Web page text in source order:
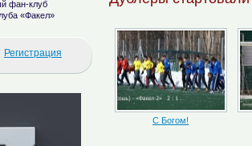
С Богом!
фан-клуб
«Факел»
Регистрация